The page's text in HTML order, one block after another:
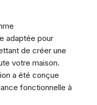
adaptée pour
de créer une
votre maison.
a été conçue
fonctionnelle à